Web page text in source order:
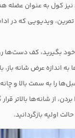
نیز کول به عنوان
ویدیویی که در
بگیرید، کف دست‌ها
به اندازه عرض شانه باز،
را به سمت بالا و
از شانه‌ها بالاتر
اولیه بازگردانید.